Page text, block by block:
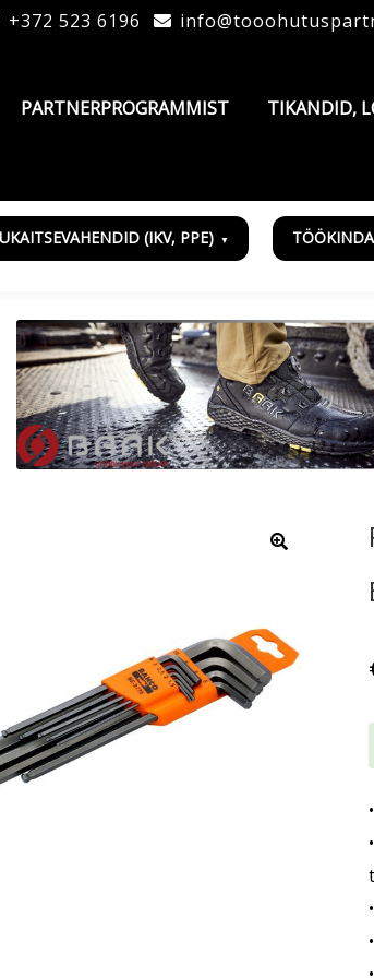
+372 523 6196
PARTNERPROGRAMMIST TIKANDID,
(IKV, PPE)